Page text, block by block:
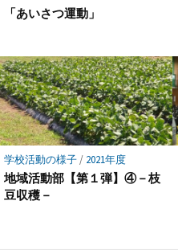
「あいさつ運動」
学校活動の様子/ 2021年度
地域活動部【第１弾】④－枝
豆収穫－